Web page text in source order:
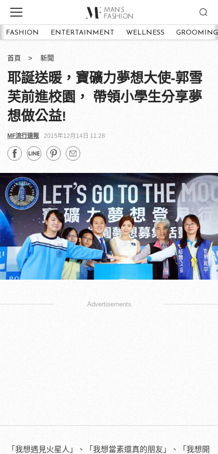
FASHION ENTERTAINMENT WELLNESS GROOMING
首頁 新聞
耶誕送暖，寶礦力夢想大使-郭雪
芙前進校園， 帶領小學生分享夢
想做公益!
MF流行速報 2015年12月14日 11:28
Advertisements
「我想遇見火星人」、「我想當素還真的朋友」、「我想開